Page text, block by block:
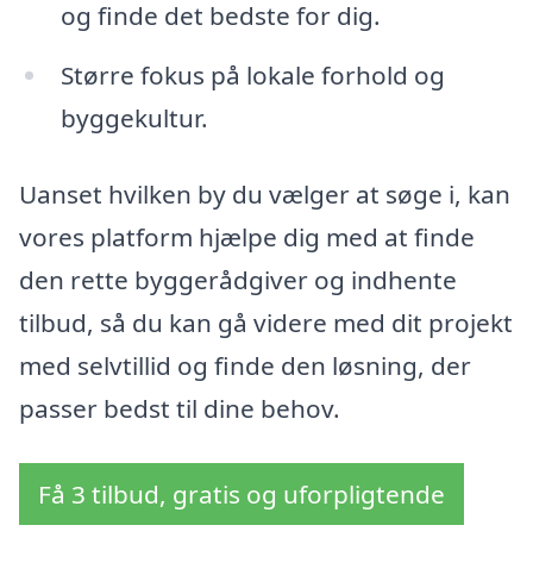
og finde det bedste for dig.
Større fokus på lokale forhold og
byggekultur.
Uanset hvilken by du vælger at søge i, kan
vores platform hjælpe dig med at finde
den rette byggerådgiver og indhente
tilbud, så du kan gå videre med dit projekt
med selvtillid og finde den løsning, der
passer bedst til dine behov.
Få 3 tilbud, gratis og uforpligtende